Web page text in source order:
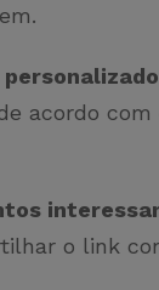
acordo com
o link